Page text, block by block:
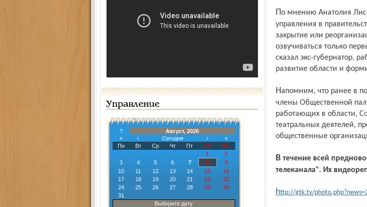
Управление
?
Август, 2026
«
‹ Сегодня ›
»
Пн
Вт Ср Чт Пт Сб
Вс
1
2
3
4 5 6 7 8
9
10
11 12 13 14 15
16
17
18 19 20 21 22
23
24
25 26 27 28 29
30
31
Выберите дату
По мнению Анатолия Лисицына, кризис в сфере СМИ возник в Ярославле из-за "неотстроенности структуры
управления в
закрытие или
озвучиваться только
сказал экс-губернатор,
развитие области и
Напомним, что ранее в поддержку "Северного края" высказывались депутаты Ярославской областной думы,
члены Общественной
работающих в области,
театральных деятелей,
общественные
В течение всей предновогодней недели за развитием ситуации следили наши коллеги из "Городского
телеканала". Их
http://gtk.tv/